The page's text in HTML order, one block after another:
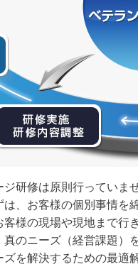
研修は原則行っていま
、お客様の個別事情を
様の現場や現地まで行
のニーズ（経営課題）
を解決するための最適解